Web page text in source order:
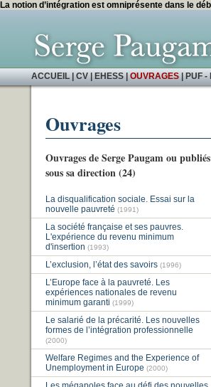
La notion d’intégration est omniprésente dans le
ACCUEIL|CV|EHESS|OUVRAGES|PUF -
Ouvrages
Ouvrages de Serge Paugam ou publiés
sous sa direction (24)
La disqualification sociale. Essai sur la
nouvelle pauvreté (1991)
La société française et ses pauvres.
L'expérience du revenu minimum
d'insertion (1993)
L’exclusion, l’état des savoirs (1996)
L’Europe face à la pauvreté. Les
expériences nationales de revenu
minimum garanti (1999)
Le salarié de la précarité. Les nouvelles
formes de l’intégration professionnelle
(2000)
Welfare Regimes and the Experience of
Unemployment in Europe (2000)